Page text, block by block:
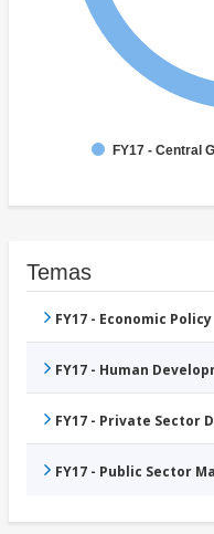
FY17 - Central
Temas
FY17 - Economic Policy
FY17 - Human
FY17 - Private Sector
FY17 - Public Sector